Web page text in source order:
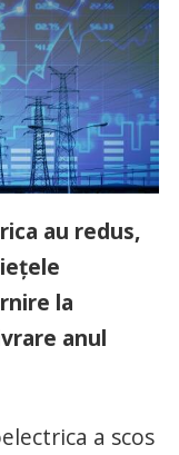
au redus,
la
anul
a scos